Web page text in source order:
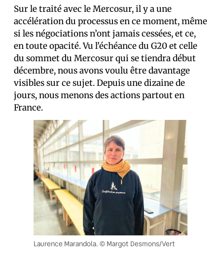
Sur le traité avec le Mercosur, il y a une
accélération du processus en ce moment, même
si les négociations n’ont jamais cessées, et ce,
en toute opacité. Vu l’échéance du G20 et celle
du sommet du Mercosur qui se tiendra début
décembre, nous avons voulu être davantage
visibles sur ce sujet. Depuis une dizaine de
jours, nous menons des actions partout en
France.
Laurence Marandola. © Margot Desmons/Vert